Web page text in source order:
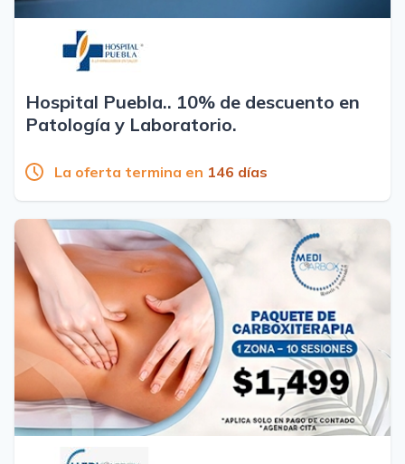
Hospital Puebla.. 10% de descuento en
Patología y Laboratorio.
La oferta termina en 146 días